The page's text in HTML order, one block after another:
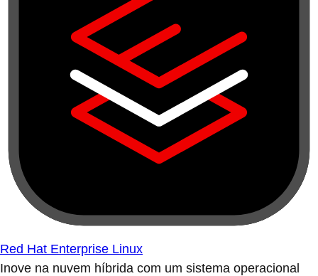
Red Hat Enterprise Linux
Inove na nuvem híbrida com um sistema operacional